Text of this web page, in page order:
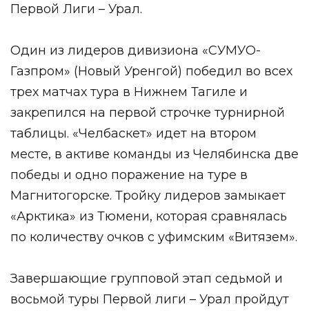
Первой Лиги – Урал.
Один из лидеров дивизиона «СУМУО-
Газпром» (Новый Уренгой) победил во всех
трех матчах тура в Нижнем Тагиле и
закрепился на первой строчке турнирной
таблицы. «Челбаскет» идет на втором
месте, в активе команды из Челябинска две
победы и одно поражение на туре в
Магнитогорске. Тройку лидеров замыкает
«Арктика» из Тюмени, которая сравнялась
по количеству очков с уфимским «Витязем».
Завершающие групповой этап седьмой и
восьмой туры Первой лиги – Урал пройдут